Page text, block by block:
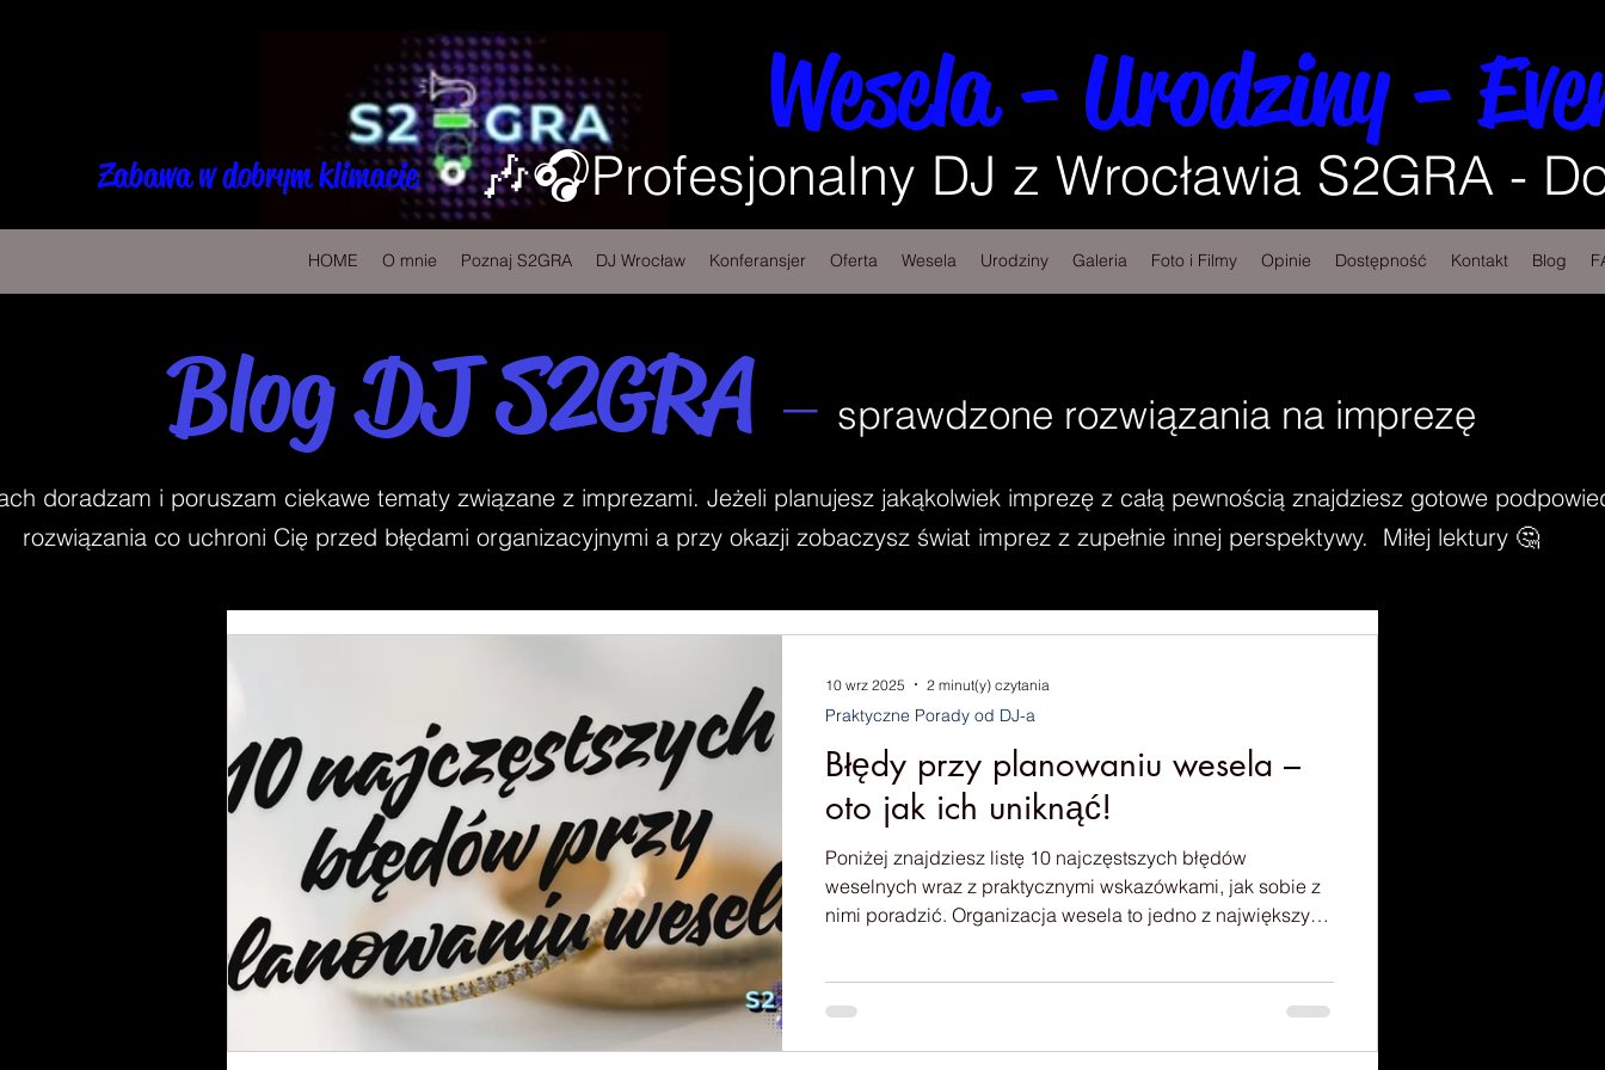
Wesela - Urodziny -
🎶🎧Profesjonalny DJ z Wrocławia S2GRA -
Zabawa w dobrym klimacie
HOME O mnie Poznaj S2GRA DJ Wrocław Konferansjer Oferta Wesela Urodziny Galeria Foto i Filmy Opinie Dostępność Kontakt Blog
Blog DJ S2GRA – sprawdzone rozwiązania na imprezę
doradzam i poruszam ciekawe tematy związane z imprezami. Jeżeli planujesz jakąkolwiek imprezę z całą pewnością znajdziesz gotowe
rozwiązania co uchroni Cię przed błędami organizacyjnymi a przy okazji zobaczysz świat imprez z zupełnie innej perspektywy. Miłej lektury 🤔
Błędy przy planowaniu wesela –
oto jak ich uniknąć!
Poniżej znajdziesz listę 10 najczęstszych błędów
weselnych wraz z praktycznymi wskazówkami, jak sobie z
nimi poradzić. Organizacja wesela to jedno z największych
dziwnego, że nawet najlepiej zorganizowane pary mogą
Praktyczne Porady od DJ-a
10 wrz 2025 2 minut(y) czytania